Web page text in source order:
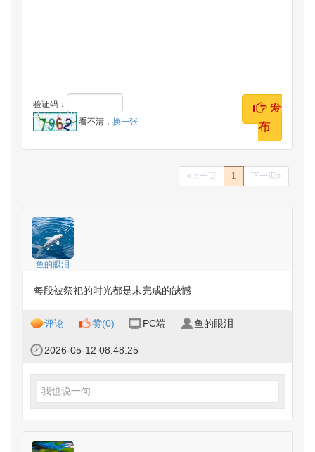
验证码：
看不清， 换一张
发
布
«上一页 1 下一页»
鱼的眼泪
每段被祭祀的时光都是未完成的缺憾
评论 赞(0) PC端 鱼的眼泪
2026-05-12 08:48:25
我也说一句...